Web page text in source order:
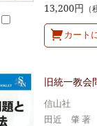
13,200円 （
カート
旧統一教会
信山社
田近 肇 著